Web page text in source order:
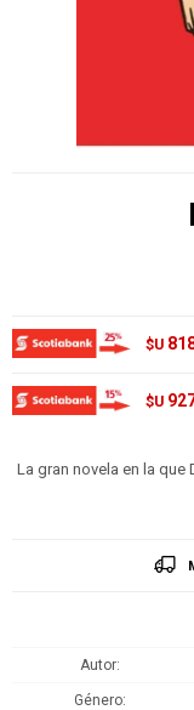
$U
$U
La gran novela en la
Autor
Género